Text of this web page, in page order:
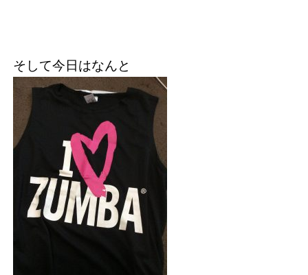
そして今日はなんと